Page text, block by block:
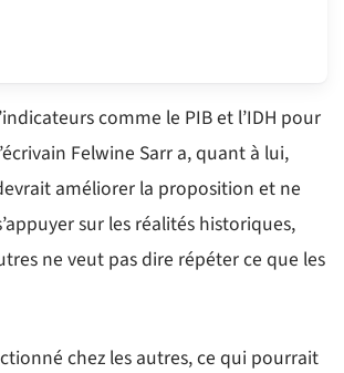
comme le PIB et l’IDH pour
Felwine Sarr a, quant à lui,
améliorer la proposition et ne
sur les réalités historiques,
ne veut pas dire répéter ce que les
chez les autres, ce qui pourrait